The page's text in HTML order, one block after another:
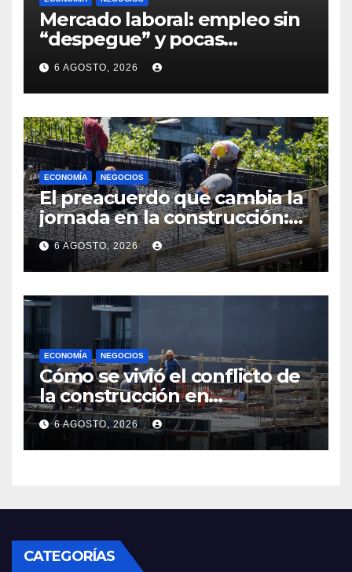
Mercado laboral: empleo sin
“despegue” y pocas
expectativas empresariales
sobre aumento de personal
6 AGOSTO, 2026
ECONOMÍA NEGOCIOS
El preacuerdo que cambia la
jornada en la construcción:
menos horas, subas reales y
convenio hasta 2031
6 AGOSTO, 2026
ECONOMÍA NEGOCIOS
Cómo se vivió el conflicto de
la construcción en
Maldonado, un
departamento donde el
sector tiene sus
6 AGOSTO, 2026
CATEGORÍAS